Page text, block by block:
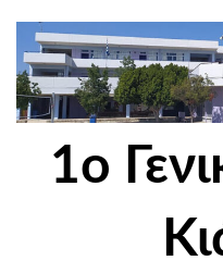
content
1ο